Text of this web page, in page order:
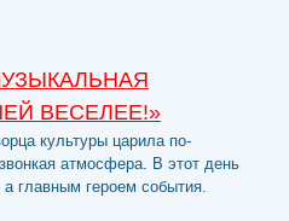
ВЕСЕЛЕЕ!»
культуры царила по-
атмосфера. В этот день
главным героем события.